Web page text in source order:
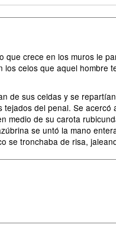
crece en los muros le
celos que aquel
de sus celdas y se
del penal. Se
medio de su carota
se untó la mano
tronchaba de risa,